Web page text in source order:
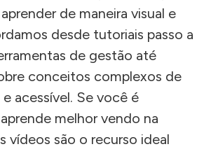
de maneira visual e
desde tutoriais passo a
de gestão até
conceitos complexos de
acessível. Se você é
melhor vendo na
vídeos são o recurso ideal